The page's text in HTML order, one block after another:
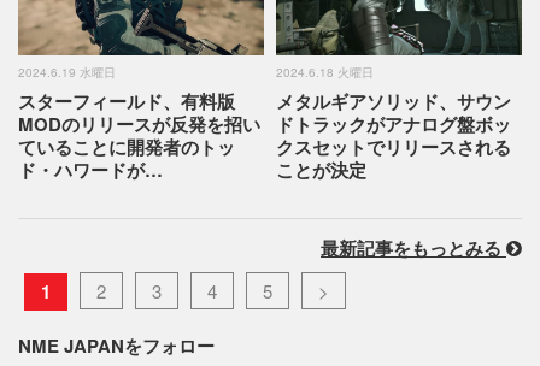
2024.6.19 水曜日
スターフィールド、有料版
MODのリリースが反発を招い
ていることに開発者のトッ
ド・ハワードが…
2024.6.18 火曜日
メタルギアソリッド、サウン
ドトラックがアナログ盤ボッ
クスセットでリリースされる
ことが決定
最新記事をもっとみる
1
2 3 4 5 >
NME JAPANをフォロー